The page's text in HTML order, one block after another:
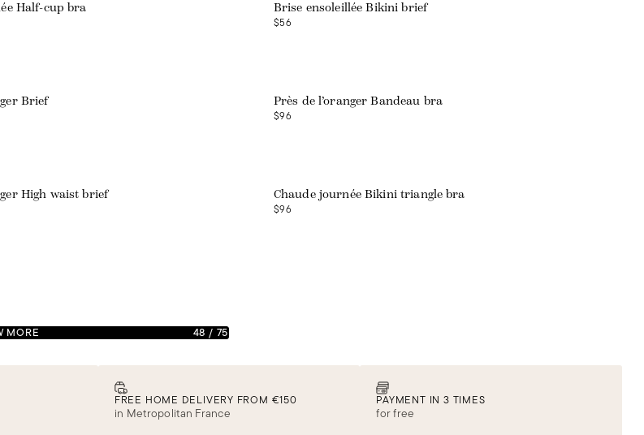
Half-cup bra Brise ensoleillée Bikini brief
$56
Brief Près de l’oranger Bandeau bra
$96
High waist brief Chaude journée Bikini triangle bra
$96
MORE 48 / 75
FREE HOME DELIVERY FROM €150
in Metropolitan France
PAYMENT IN 3 TIMES
for free